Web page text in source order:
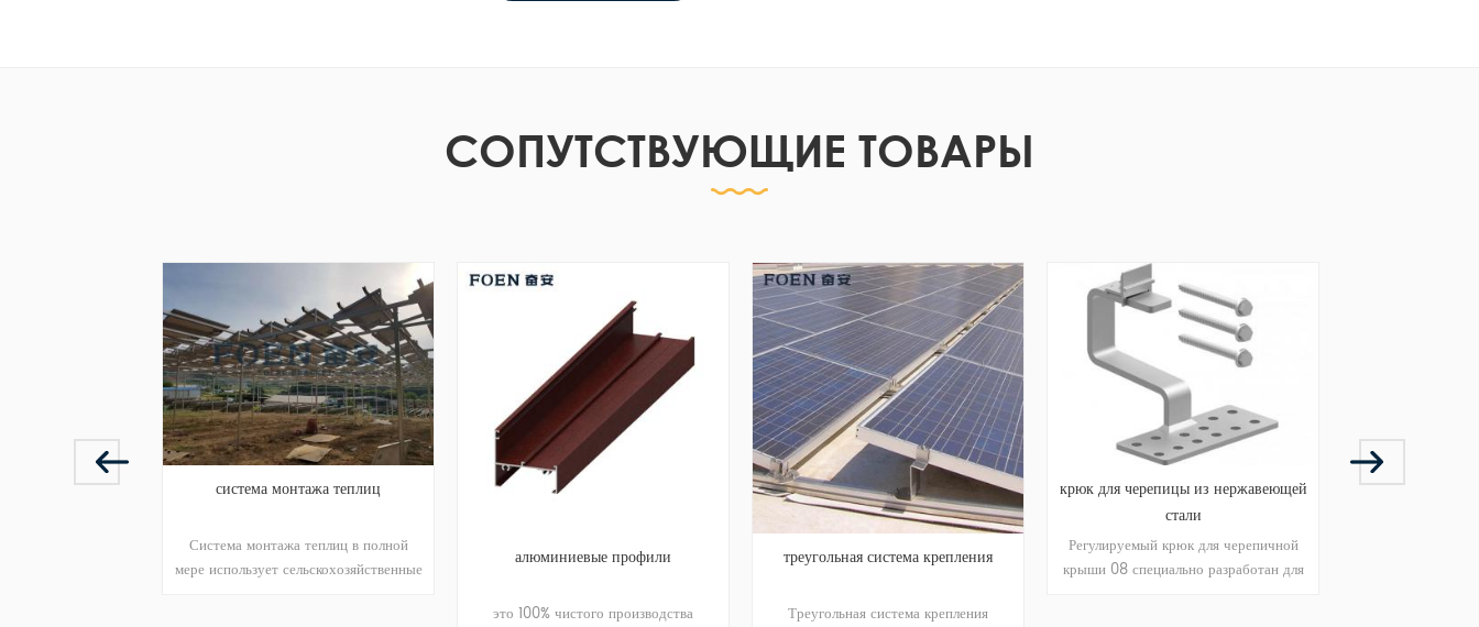
СОПУТСТВУЮЩИЕ ТОВАРЫ
система монтажа теплиц
Система монтажа теплиц в полной
мере использует сельскохозяйственные
алюминиевые профили
это 100% чистого производства
треугольная система крепления
Треугольная система крепления
крюк для черепицы из нержавеющей
стали
Регулируемый крюк для черепичной
крыши 08 специально разработан для
крыши, закрепленной на балке крыши
разъем для аксессуаров из
алюминиевого профиля